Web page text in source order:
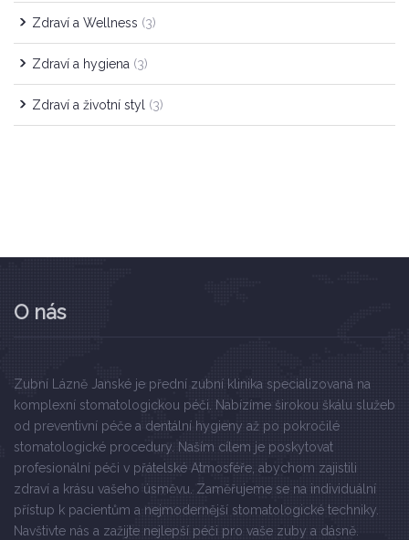
Zdraví a Wellness (3)
Zdraví a hygiena (3)
Zdraví a životní styl (3)
O nás
Zubní Lázně Janské je přední zubní klinika specializovaná na
komplexní stomatologickou péči. Nabízíme širokou škálu služeb
od preventivní péče a dentální hygieny až po pokročilé
stomatologické procedury. Naším cílem je poskytovat
profesionální péči v přátelské Atmosféře, abychom zajistili
zdraví a krásu vašeho úsměvu. Zaměřujeme se na individuální
přístup k pacientům a nejmodernější stomatologické techniky.
Navštivte nás a zažijte nejlepší péči pro vaše zuby a dásně.